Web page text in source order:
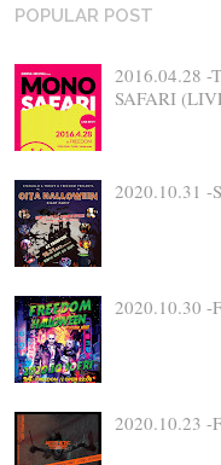
POPULAR POST
2016.04.28 -
SAFARI
2020.10.31 -
2020.10.30 -
2020.10.23 -